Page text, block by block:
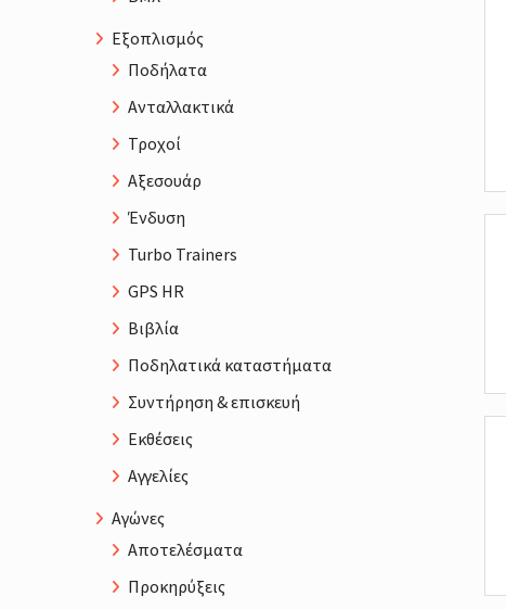
Εξοπλισμός
Ποδήλατα
Ανταλλακτικά
Τροχοί
Αξεσουάρ
Ένδυση
Turbo Trainers
GPS HR
Βιβλία
Ποδηλατικά καταστήματα
Συντήρηση & επισκευή
Εκθέσεις
Αγγελίες
Αγώνες
Αποτελέσματα
Προκηρύξεις